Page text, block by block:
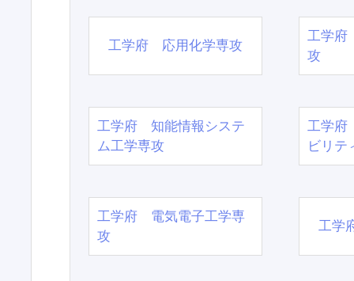
工学府 応用化学専攻
工学府
攻
工学府 知能情報システ
ム工学専攻
工学府
ビリテ
工学府 電気電子工学専
攻
工学